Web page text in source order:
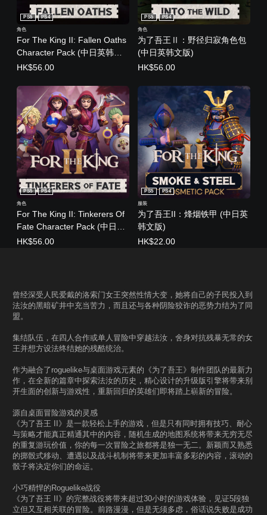
For The King II: Fallen Oaths
Character Pack (中日英韩文
版)
PS5 PS4
角色
HK$56.00
为了吾王Ⅱ：野径归寂角色包
(中日英韩文版)
PS5 PS4
角色
HK$56.00
For The King II: Tinkerers Of
Fate Character Pack (中日英
韩文版)
PS5 PS4
角色
HK$56.00
为了吾王II：烽烟铁甲 (中日英
韩文版)
PS5 PS4
服装
HK$22.00
曾经深受人民爱戴的洛索门女王突然性情大变，她将自己的子民投入到
法汝的黑暗矿井中充当苦力，而且还与各种阴险狡诈的恶势力结为了同
盟。
集结队伍，在四人合作或单人冒险中穿越法汝，舍身对抗残暴无常的女
王并想方设法终结她的残酷统治。
作为融合了roguelike与桌面游戏元素的《为了吾王》制作团队的最新力
作，在全新的篇章中探索法汝的历史，精心设计的升级版引擎将带来别
开生面的创新与游戏性，重新回归的英雄们即将踏上崭新的冒险。
源自桌面冒险游戏的灵感
《为了吾王 II》是一款轻松上手的游戏，但是只有同时拥有技巧、耐心
与策略才能真正精通其中的内容，随机生成的地图系统将带来无穷无尽
的重复游玩价值，你的每一次冒险之旅都将是独一无二。新颖而又熟悉
的掷骰式移动、遭遇以及战斗机制将带来更加丰富多彩的内容，滚动的
骰子将决定你们的命运。
小巧精悍的Roguelike战役
《为了吾王 II》的完整战役将带来超过30小时的游戏体验，见证5段独
立但又互相关联的冒险。前路漫漫，但是无须多虑，俗话说失败是成功